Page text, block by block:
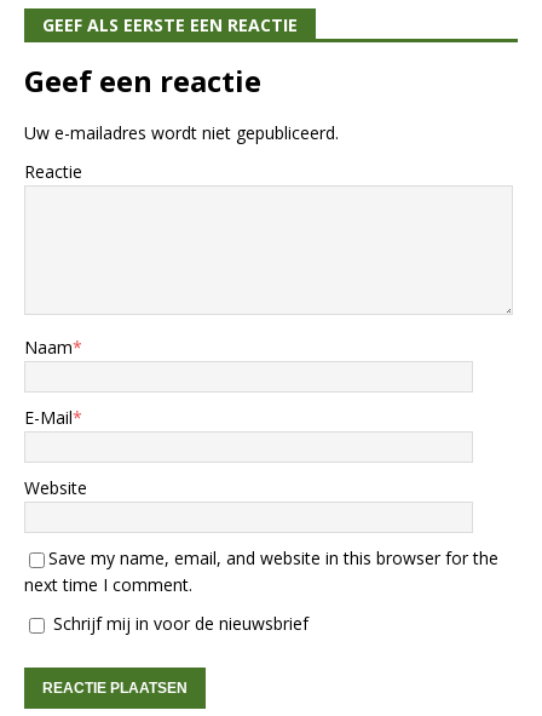
GEEF ALS EERSTE EEN REACTIE
Geef een reactie
Uw e-mailadres wordt niet gepubliceerd.
Reactie
Naam*
E-Mail*
Website
Save my name, email, and website in this browser for the
next time I comment.
Schrijf mij in voor de nieuwsbrief